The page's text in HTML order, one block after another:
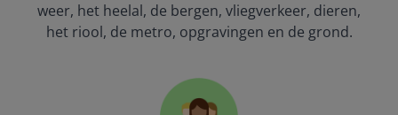
weer, het heelal, de bergen, vliegverkeer, dieren,
het riool, de metro, opgravingen en de grond.